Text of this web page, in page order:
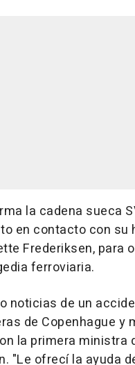
la cadena sueca
en contacto con su
Frederiksen, para
ferroviaria.
noticias de un
de Copenhague y
la primera ministra
"Le ofrecí la ayuda